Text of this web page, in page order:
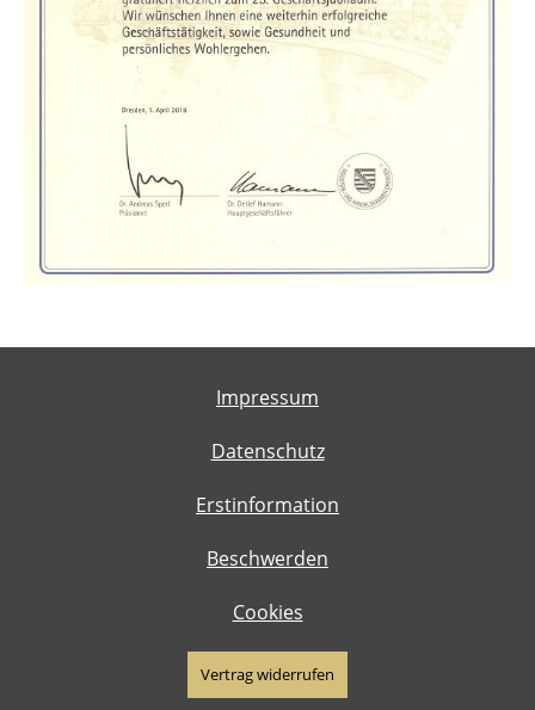
Impressum
Datenschutz
Erstinformation
Beschwerden
Cookies
Vertrag widerrufen